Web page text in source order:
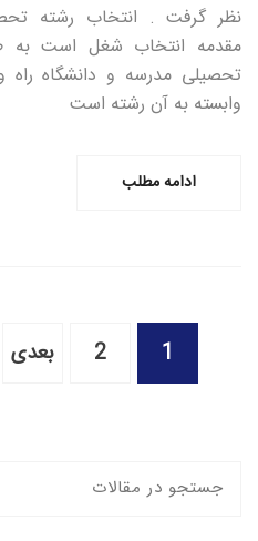
نظر گرفت . انتخاب رشته
مقدمه انتخاب شغل است به
تحصیلی مدرسه و دانشگاه راه
وابسته به آن رشته است
ادامه مطلب
1
2 بعدی